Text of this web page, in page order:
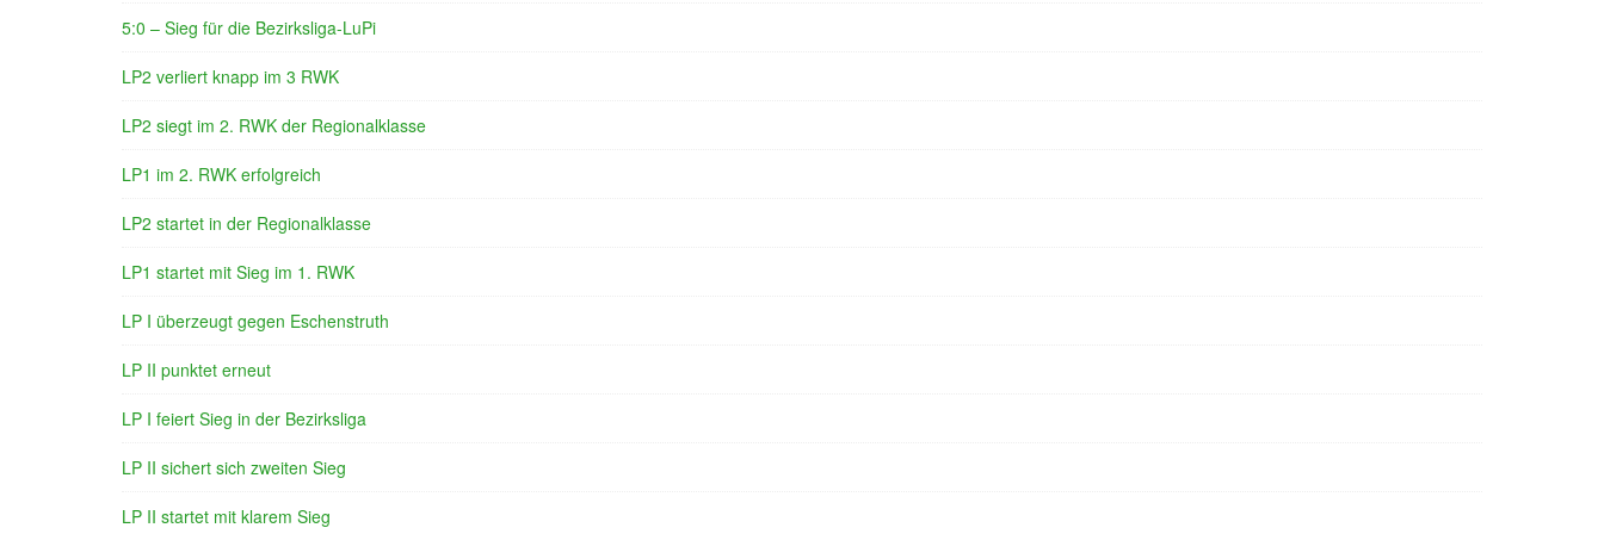
5:0 – Sieg für die Bezirksliga-LuPi
LP2 verliert knapp im 3 RWK
LP2 siegt im 2. RWK der Regionalklasse
LP1 im 2. RWK erfolgreich
LP2 startet in der Regionalklasse
LP1 startet mit Sieg im 1. RWK
LP I überzeugt gegen Eschenstruth
LP II punktet erneut
LP I feiert Sieg in der Bezirksliga
LP II sichert sich zweiten Sieg
LP II startet mit klarem Sieg